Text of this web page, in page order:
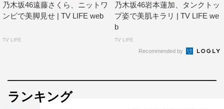
い。
まずは1期生メンバーとして、またセンターとしてNMB48
22歳になる白間美瑠の等身大のセクシーさをお届け。
3人が心躍る水着グラビアを。
乃木坂46遠藤さくら、ニットワ
ンピで美脚見せ | TV LIFE web
TV LIFE
乃木坂46岩本蓮加、タンクトッ
プ姿で美肌キラリ | TV LIFE we
b
TV LIFE
Recommended by
ランキング